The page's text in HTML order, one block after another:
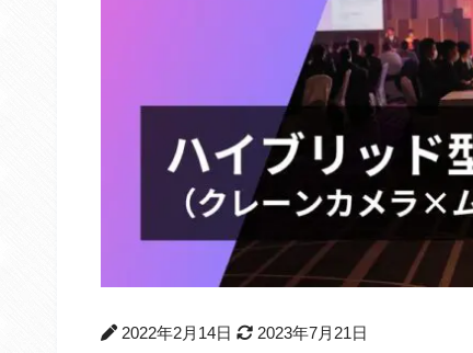
2022年2月14日 2023年7月21日